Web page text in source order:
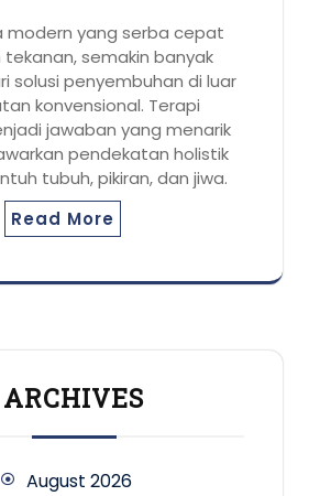
modern yang serba cepat
semakin banyak
solusi penyembuhan di luar
konvensional. Terapi
jawaban yang menarik
pendekatan holistik
tubuh, pikiran, dan jiwa.
Read More
ARCHIVES
August 2026